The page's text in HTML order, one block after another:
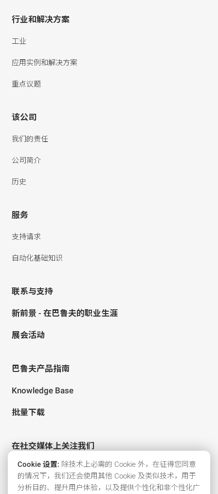
行业和解决方案
工业
应用实例和解决方案
重点议题
该公司
我们的责任
公司简介
历史
服务
支持请求
自动化基础知识
联系与支持
新前景 - 在巴鲁夫的职业生涯
展会活动
巴鲁夫产品指南
Knowledge Base
批量下载
在社交媒体上关注我们
Cookie 设置: 除技术上必需的 Cookie 外，在征得您同意
的情况下，我们还会使用其他 Cookie 及类似技术，用于
分析目的、提升用户体验，以及提供个性化和非个性化广